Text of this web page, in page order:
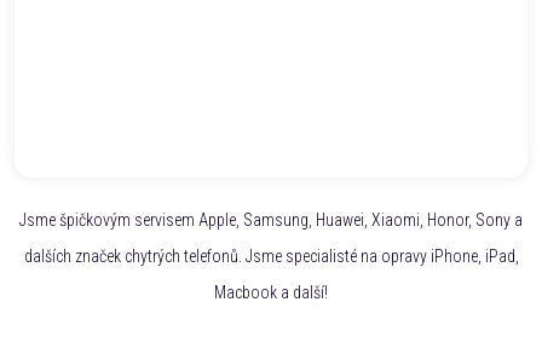
Jsme špičkovým servisem Apple, Samsung, Huawei, Xiaomi, Honor, Sony a
dalších značek chytrých telefonů. Jsme specialisté na opravy iPhone, iPad,
Macbook a další!